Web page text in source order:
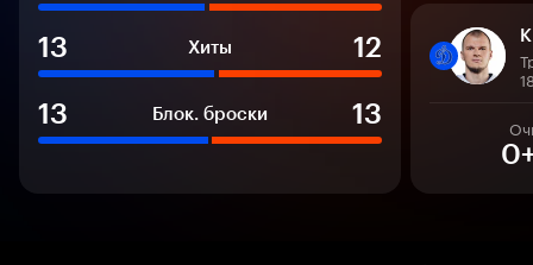
13 Хиты
12
13
Блок. броски 13